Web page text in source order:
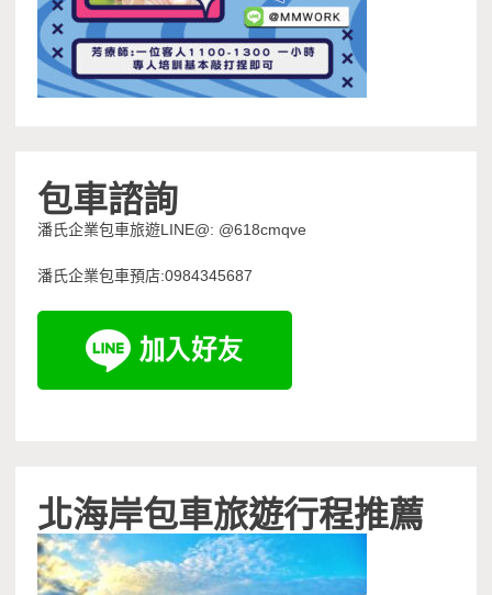
包車諮詢
潘氏企業包車旅遊LINE@: @618cmqve
潘氏企業包車預店:0984345687
北海岸包車旅遊行程推薦